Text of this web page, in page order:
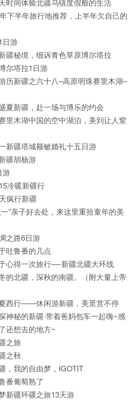
下半年旅行地推荐，上半年欠自己的
日游
疆秘境，细诉青色草原博尔塔拉
尔塔拉1日游
历新疆之六十八–高原明珠赛里木湖–
夏新疆，赴一场与博乐的约会
里木湖中国的空中湖泊，美到让人窒
新疆塔城额敏婚礼十五日游
疆胡杨游
游
冷暖新疆行
疯行新疆
一”亲子好去处，来这里重拾童年的美
之路6日游
吐鲁番的几点
心得一次旅行—-新疆北疆大环线
的北疆，深秋的南疆。（附大量上帝
夏西行——休闲游新疆，美景赏不停
神秘的新疆·带着爸妈包车一起嗨~感
还想去的地方~
之旅
之秋
，我的自由梦，IGOTIT
番葡萄熟了
新疆环疆之旅13天游